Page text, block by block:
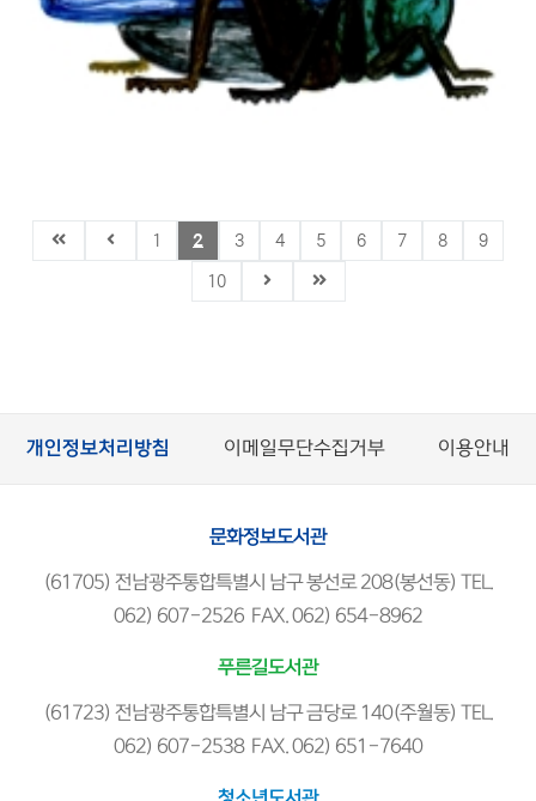
물 한 방울
월터 윅 [지음] ; 박정선 옮김
1 2 3 4 5 6 7 8 9
10
개인정보처리방침 이메일무단수집거부 이용안내
문화정보도서관
(61705) 전남광주통합특별시 남구 봉선로 208(봉선동) TEL.
062) 607-2526 FAX. 062) 654-8962
푸른길도서관
(61723) 전남광주통합특별시 남구 금당로 140(주월동) TEL.
062) 607-2538 FAX. 062) 651-7640